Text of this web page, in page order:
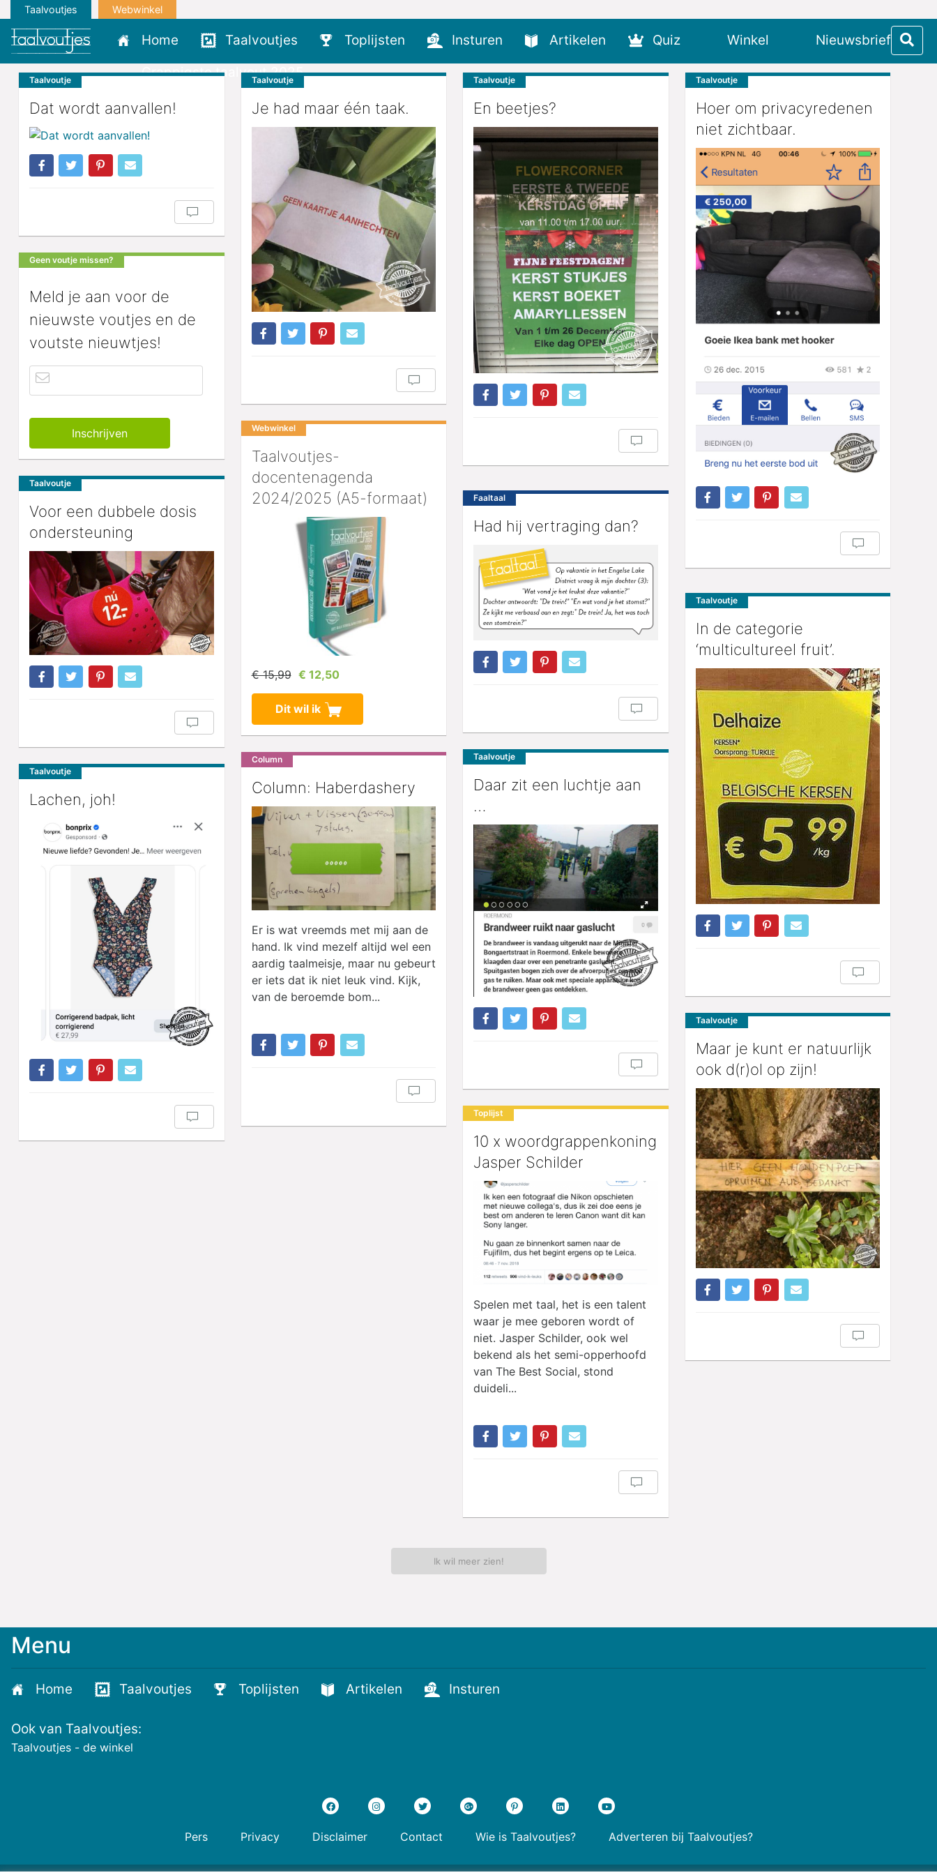
Taalvoutjes Webwinkel
Home Taalvoutjes Toplijsten Insturen Artikelen Quiz Winkel
Nieuwsbrief
Grappigste taalvout 2025
Taalvoutje
Dat wordt aanvallen!
Taalvoutje
Je had maar één taak.
Taalvoutje
En beetjes?
Taalvoutje
Hoer om privacyredenen
niet zichtbaar.
Geen voutje missen?
Meld je aan voor de
nieuwste voutjes en de
voutste nieuwtjes!
Webwinkel
Taalvoutjes-
docentenagenda
2024/2025 (A5-formaat)
€ 15,99 € 12,50
Dit wil ik
Taalvoutje
Voor een dubbele dosis
ondersteuning
Faaltaal
Had hij vertraging dan?
Taalvoutje
In de categorie
‘multicultureel fruit’.
Taalvoutje
Daar zit een luchtje aan
…
Column
Column: Haberdashery
Er is wat vreemds met mij aan de
hand. Ik vind mezelf altijd wel een
aardig taalmeisje, maar nu gebeurt
er iets dat ik niet leuk vind. Kijk,
van de beroemde bom...
Taalvoutje
Lachen, joh!
Taalvoutje
Maar je kunt er natuurlijk
ook d(r)ol op zijn!
Toplijst
10 x woordgrappenkoning
Jasper Schilder
Spelen met taal, het is een talent
waar je mee geboren wordt of
niet. Jasper Schilder, ook wel
bekend als het semi-opperhoofd
van The Best Social, stond
duideli...
Ik wil meer zien!
Menu
Home Taalvoutjes Toplijsten Artikelen Insturen
Ook van Taalvoutjes:
Taalvoutjes - de winkel
Pers Privacy Disclaimer Contact Wie is Taalvoutjes? Adverteren bij Taalvoutjes?